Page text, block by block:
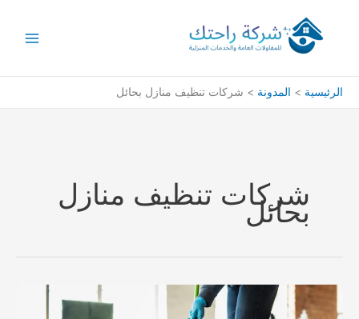
المحتوى
الرئيسية المدونة شركات تنظيف منازل بحائل
شركات تنظيف منازل
بحائل